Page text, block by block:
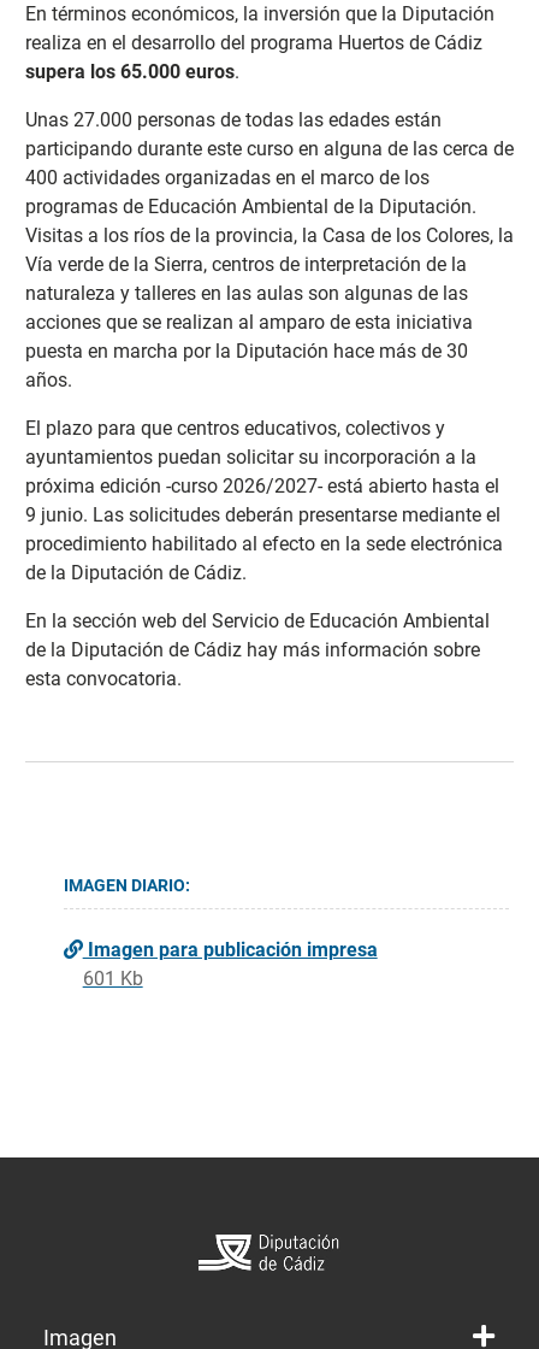
En términos económicos, la inversión que la Diputación
realiza en el desarrollo del programa Huertos de Cádiz
supera los 65.000 euros.
Unas 27.000 personas de todas las edades están
participando durante este curso en alguna de las cerca de
400 actividades organizadas en el marco de los
programas de Educación Ambiental de la Diputación.
Visitas a los ríos de la provincia, la Casa de los Colores, la
Vía verde de la Sierra, centros de interpretación de la
naturaleza y talleres en las aulas son algunas de las
acciones que se realizan al amparo de esta iniciativa
puesta en marcha por la Diputación hace más de 30
años.
El plazo para que centros educativos, colectivos y
ayuntamientos puedan solicitar su incorporación a la
próxima edición -curso 2026/2027- está abierto hasta el
9 junio. Las solicitudes deberán presentarse mediante el
procedimiento habilitado al efecto en la sede electrónica
de la Diputación de Cádiz.
En la sección web del Servicio de Educación Ambiental
de la Diputación de Cádiz hay más información sobre
esta convocatoria.
IMAGEN DIARIO:
Imagen para publicación impresa
601 Kb
Imagen